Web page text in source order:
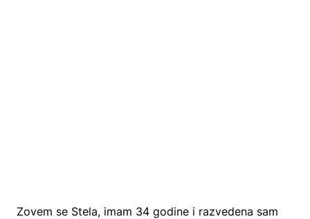
Zovem se Stela, imam 34 godine i razvedena sam